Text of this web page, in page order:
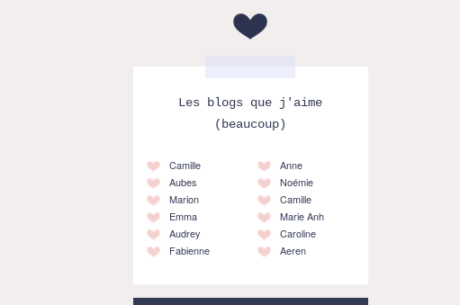
Les blogs que j'aime
(beaucoup)
Camille
Aubes
Marion
Emma
Audrey
Fabienne
Anne
Noémie
Camille
Marie Anh
Caroline
Aeren